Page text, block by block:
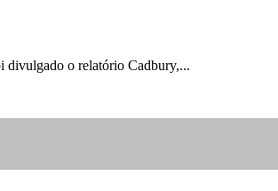
divulgado o relatório Cadbury,...